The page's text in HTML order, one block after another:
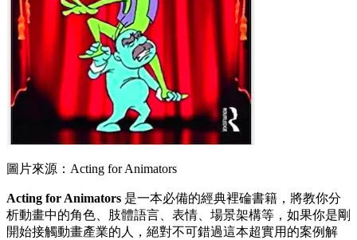
圖片來源：Acting for Animators
Acting for Animators 是一本必備的經典裡碖書籍，將教你分
析動畫中的角色、肢體語言、表情、場景架構等，如果你是剛
開始接觸動畫產業的人，絕對不可錯過這本超實用的案例解